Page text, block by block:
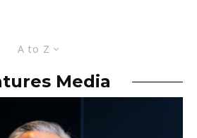
A to Z
Media